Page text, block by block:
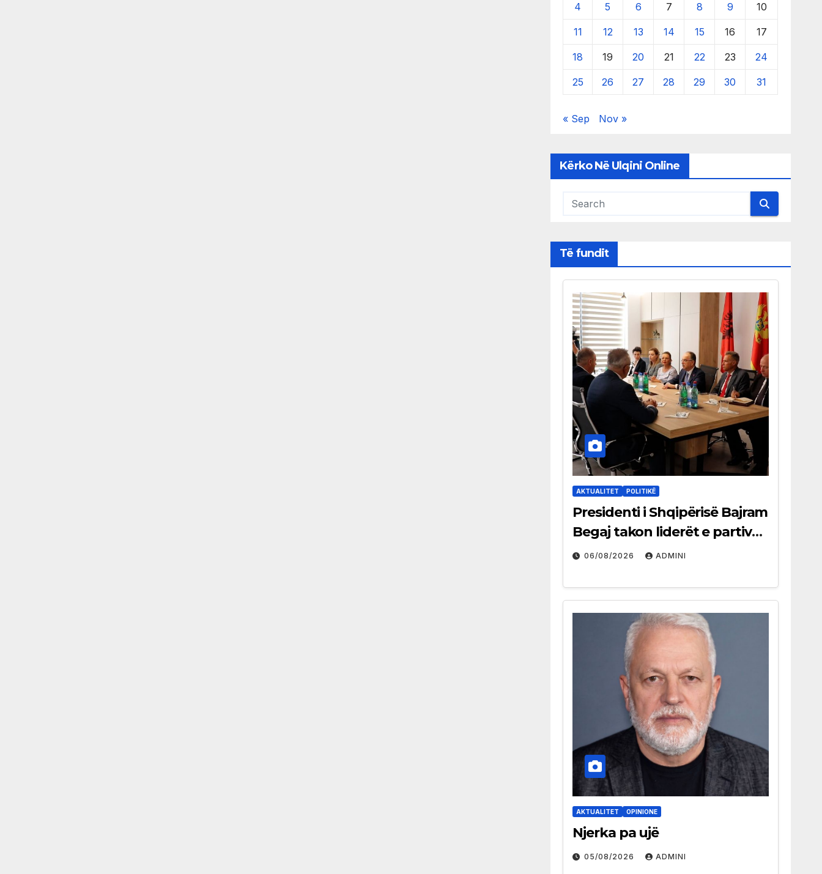
4 5 6 7 8 9 10
11 12 13 14 15 16 17
18 19 20 21 22 23 24
25 26 27 28 29 30 31
« Sep Nov »
Kërko Në Ulqini Online
Të fundit
AKTUALITET POLITIKË
Presidenti i Shqipërisë Bajram
Begaj takon liderët e partive
shqiptare në Ulqin
06/08/2026 ADMINI
AKTUALITET OPINIONE
Njerka pa ujë
05/08/2026 ADMINI